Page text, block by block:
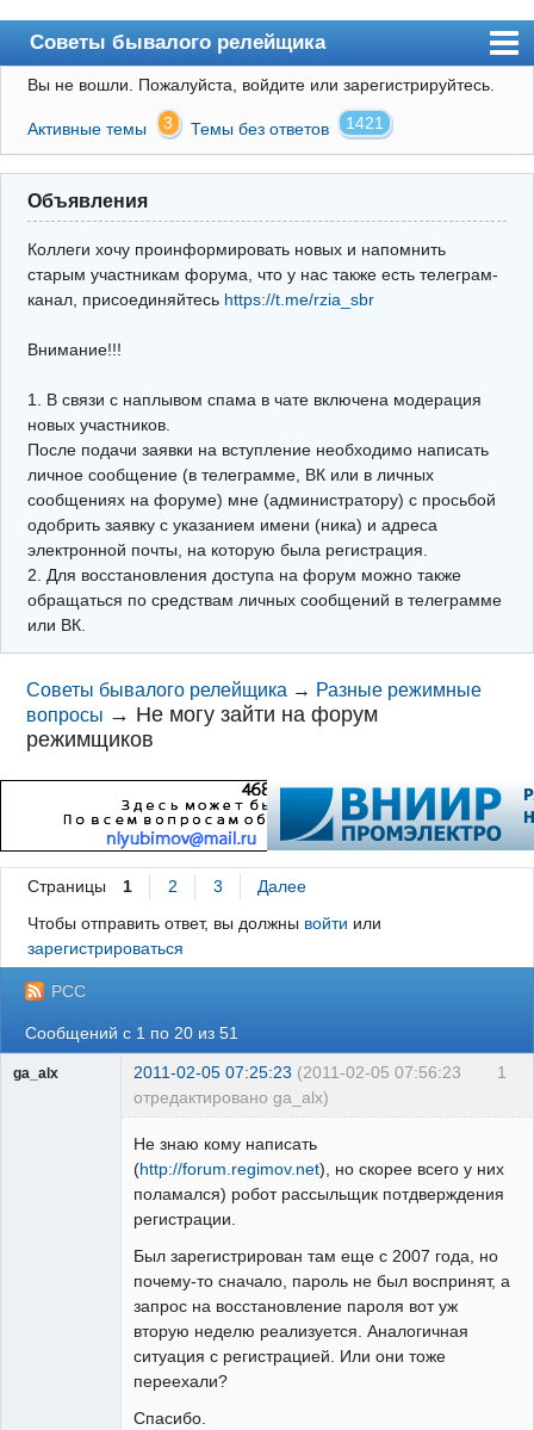
Советы бывалого релейщика
Форум
Правила
Поиск
Регистрация
Архив
Почта
Поиск релейщика
Видео РЗиА
Фотохостинг
Телеграм
Вы не вошли. Пожалуйста, войдите или зарегистрируйтесь.
Активные темы 3 Темы без ответов 1421
Объявления
Коллеги хочу проинформировать новых и напомнить
старым участникам форума, что у нас также есть телеграм-
канал, присоединяйтесь https://t.me/rzia_sbr
Внимание!!!
1. В связи с наплывом спама в чате включена модерация
новых участников.
После подачи заявки на вступление необходимо написать
личное сообщение (в телеграмме, ВК или в личных
сообщениях на форуме) мне (администратору) с просьбой
одобрить заявку с указанием имени (ника) и адреса
электронной почты, на которую была регистрация.
2. Для восстановления доступа на форум можно также
обращаться по средствам личных сообщений в телеграмме
или ВК.
Советы бывалого релейщика → Разные режимные
вопросы → Не могу зайти на форум
режимщиков
Страницы 1 2 3
Далее
Чтобы отправить ответ, вы должны войти или
зарегистрироваться
РСС
Сообщений с 1 по 20 из 51
1
ga_alx 2011-02-05 07:25:23 (2011-02-05 07:56:23
отредактировано ga_alx)
Не знаю кому написать
(http://forum.regimov.net), но скорее всего у них
поламался) робот рассыльщик потдверждения
регистрации.
Был зарегистрирован там еще с 2007 года, но
почему-то сначало, пароль не был воспринят, а
запрос на восстановление пароля вот уж
вторую неделю реализуется. Аналогичная
ситуация с регистрацией. Или они тоже
переехали?
Спасибо.